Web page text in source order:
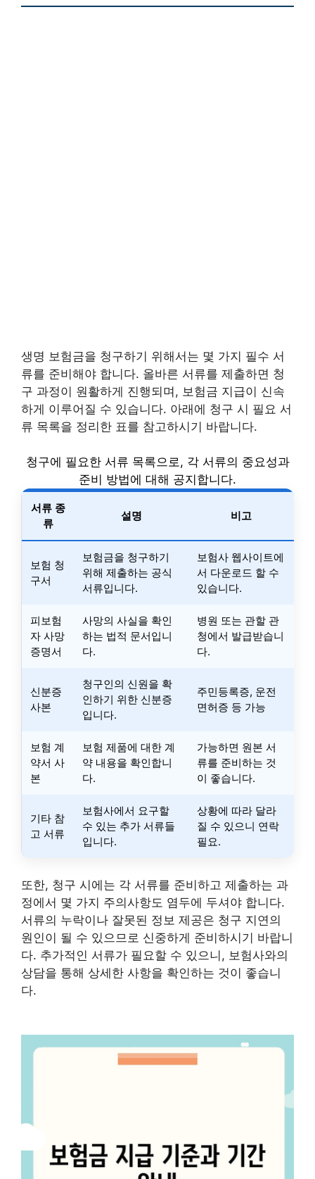
생명 보험금을 청구하기 위해서는 몇 가지 필수 서
류를 준비해야 합니다. 올바른 서류를 제출하면 청
구 과정이 원활하게 진행되며, 보험금 지급이 신속
하게 이루어질 수 있습니다. 아래에 청구 시 필요 서
류 목록을 정리한 표를 참고하시기 바랍니다.
청구에 필요한 서류 목록으로, 각 서류의 중요성과
준비 방법에 대해 공지합니다.
서류 종
류
설명 비고
보험 청
구서
보험금을 청구하기
위해 제출하는 공식
서류입니다.
보험사 웹사이트에
서 다운로드 할 수
있습니다.
피보험
자 사망
증명서
사망의 사실을 확인
하는 법적 문서입니
다.
병원 또는 관할 관
청에서 발급받습니
다.
신분증
사본
청구인의 신원을 확
인하기 위한 신분증
입니다.
주민등록증, 운전
면허증 등 가능
보험 계
약서 사
본
보험 제품에 대한 계
약 내용을 확인합니
다.
가능하면 원본 서
류를 준비하는 것
이 좋습니다.
기타 참
고 서류
보험사에서 요구할
수 있는 추가 서류들
입니다.
상황에 따라 달라
질 수 있으니 연락
필요.
또한, 청구 시에는 각 서류를 준비하고 제출하는 과
정에서 몇 가지 주의사항도 염두에 두셔야 합니다.
서류의 누락이나 잘못된 정보 제공은 청구 지연의
원인이 될 수 있으므로 신중하게 준비하시기 바랍니
다. 추가적인 서류가 필요할 수 있으니, 보험사와의
상담을 통해 상세한 사항을 확인하는 것이 좋습니
다.